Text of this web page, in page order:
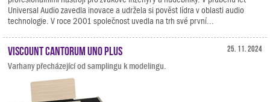
Universal Audio zavedla inovace a udržela si pověst lídra v oblasti audio
technologie. V roce 2001 společnost uvedla na trh své první...
25. 11. 2024
Viscount Cantorum Uno Plus
Varhany přecházející od samplingu k modelingu.